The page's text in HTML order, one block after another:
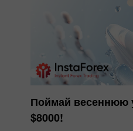
Поймай весеннюю
$8000!